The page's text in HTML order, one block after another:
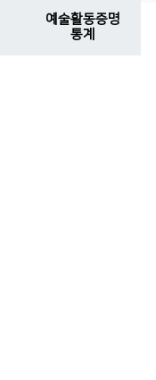
예술활동증명
통계